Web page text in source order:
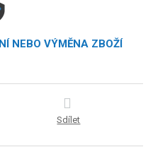
NEBO VÝMĚNA ZBOŽÍ
Sdílet